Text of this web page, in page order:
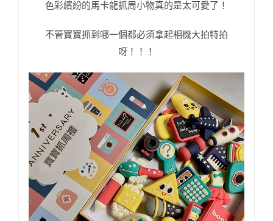
色彩繽紛的馬卡龍抓周小物真的是太可愛了！
不管寶寶抓到哪一個都必須拿起相機大拍特拍
呀！！！